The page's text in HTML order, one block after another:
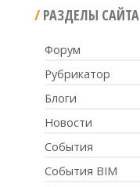
РАЗДЕЛЫ САЙТА
Форум
Рубрикатор
Блоги
Новости
События
События BIM